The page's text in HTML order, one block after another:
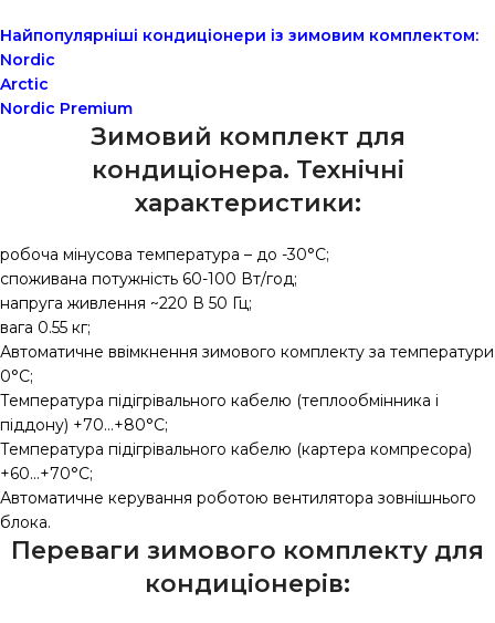
Найпопулярніші кондиціонери із зимовим комплектом:
Nordic
Arctic
Nordic Premium
Зимовий комплект для
кондиціонера. Технічні
характеристики:
робоча мінусова температура – до -30°С;
споживана потужність 60-100 Вт/год;
напруга живлення ~220 В 50 Гц;
вага 0.55 кг;
Автоматичне ввімкнення зимового комплекту за температури
0°С;
Температура підігрівального кабелю (теплообмінника і
піддону) +70…+80°С;
Температура підігрівального кабелю (картера компресора)
+60…+70°С;
Автоматичне керування роботою вентилятора зовнішнього
блока.
Переваги зимового комплекту для
кондиціонерів: